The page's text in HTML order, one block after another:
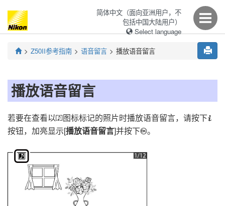
简体中文（面向亚洲用户，不
包括中国大陆用户）
Select language
Z50II参考指南 语音留言 播放语音留言
播放语音留言
若要在查看以o图标标记的照片时播放语音留言，请按下i
按钮，加亮显示[播放语音留言]并按下J。